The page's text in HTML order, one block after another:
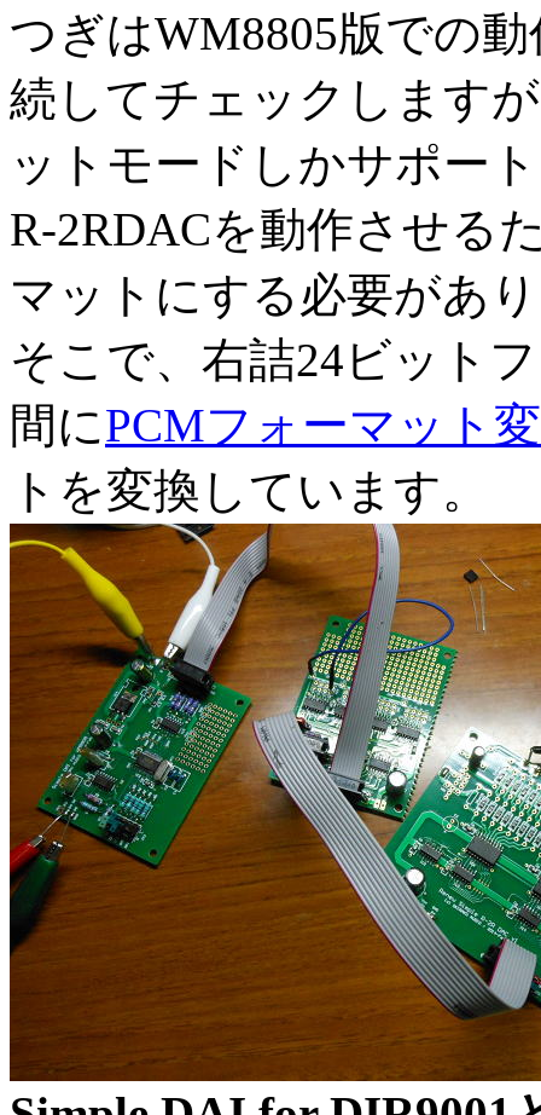
つぎはWM8805版での
続してチェックします
ットモードしかサポー
R-2RDACを動作させる
マットにする必要があ
そこで、右詰24ビット
間にPCMフォーマット
トを変換しています。